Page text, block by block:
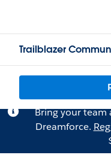
Trailblazer
Bring your team
Dreamforce.